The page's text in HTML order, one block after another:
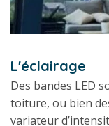
L'éclairage
Des bandes LED
toiture, ou bien
variateur